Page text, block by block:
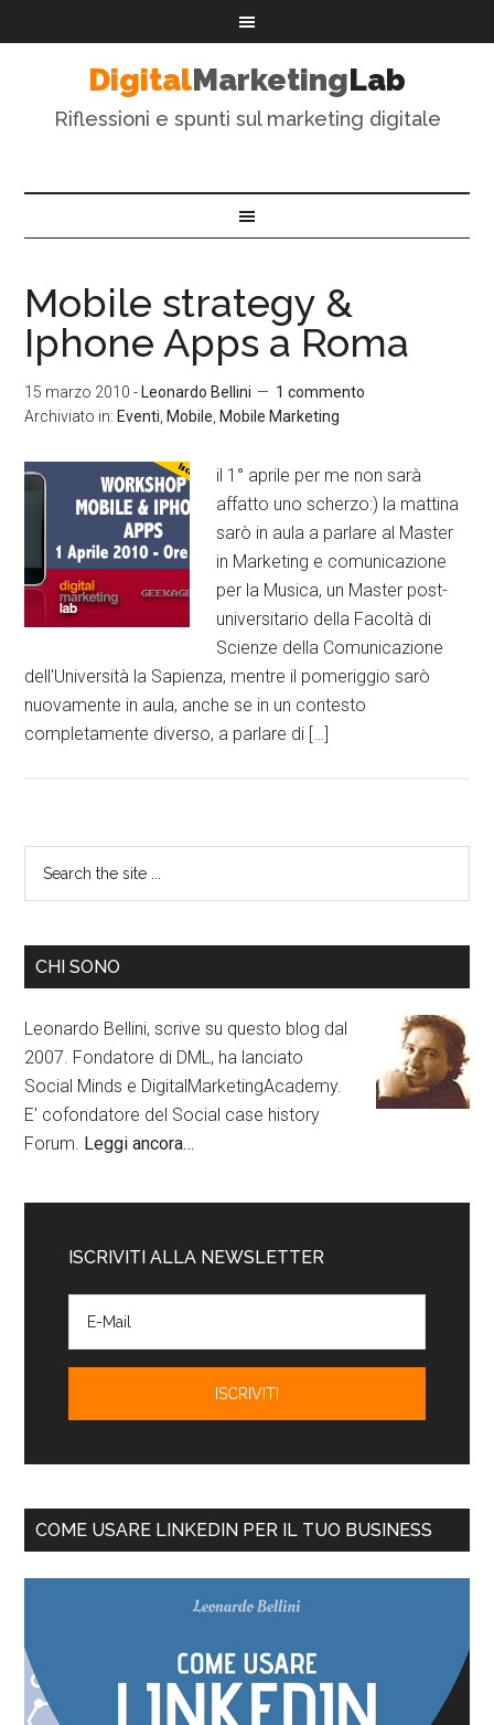
DigitalMarketingLab
Riflessioni e spunti sul marketing digitale
Mobile strategy &
Iphone Apps a Roma
15 marzo 2010 - Leonardo Bellini
1 commento
Archiviato in: Eventi Mobile Mobile Marketing
il 1° aprile per me non sarà
affatto uno scherzo:) la mattina
sarò in aula a parlare al Master
in Marketing e comunicazione
per la Musica, un Master post-
universitario della Facoltà di
Scienze della Comunicazione
dell'Università la Sapienza, mentre il pomeriggio sarò
nuovamente in aula, anche se in un contesto
completamente diverso, a parlare di […]
CHI SONO
Leonardo Bellini, scrive su questo blog dal
2007. Fondatore di DML, ha lanciato
Social Minds e DigitalMarketingAcademy.
E' cofondatore del Social case history
Forum. Leggi ancora…
ISCRIVITI ALLA NEWSLETTER
COME USARE LINKEDIN PER IL TUO BUSINESS